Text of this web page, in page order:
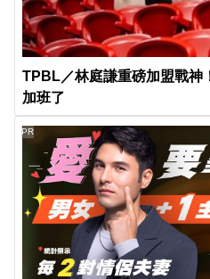
TPBL／林庭謙重磅加盟戰神
加班了
PR